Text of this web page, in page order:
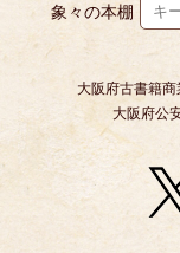
象々の本棚
大阪府古書籍
大阪府公